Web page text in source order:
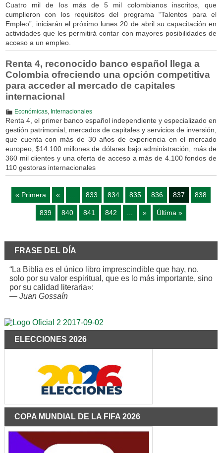
Cuatro mil de los más de 5 mil colombianos inscritos, que
cumplieron con los requisitos del programa “Talentos para el
Empleo”, iniciarán el próximo lunes 20 de abril su capacitación en
actividades que les permitirá contar con mayores posibilidades de
acceso a un empleo.
Renta 4, reconocido banco español llega a
Colombia ofreciendo una opción competitiva
para acceder al mercado de capitales
internacional
Económicas, Internacionales
Renta 4, el primer banco español independiente y especializado en
gestión patrimonial, mercados de capitales y servicios de inversión,
que cuenta con más de 30 años de experiencia en el mercado
europeo, $14.100 millones de dólares bajo administración, más de
360 mil clientes y una oferta de acceso a más de 4.100 fondos de
110 gestoras internacionales
« Primera « 833 834 835 836 837 838
839 840 841 842 » Última »
FRASE DEL DÍA
“La Biblia es el único libro imprescindible que hay, no.
solo por su valor espiritual, que es lo más importante, sino
por su calidad literaria»:
— Juan Gossaín
ELECCIONES 2026
COPA MUNDIAL DE LA FIFA 2026